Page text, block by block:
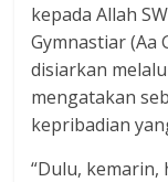
kepada Allah
Gymnastiar (Aa
disiarkan
mengatakan
kepribadian
“Dulu,